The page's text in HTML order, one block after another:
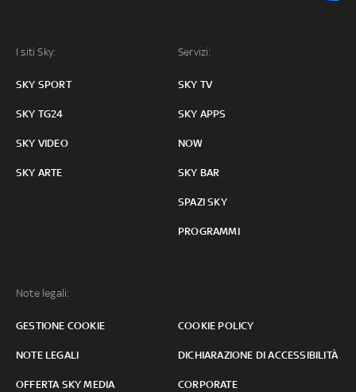
I siti Sky:
SKY SPORT
SKY TG24
SKY VIDEO
SKY ARTE
Servizi:
SKY TV
SKY APPS
NOW
SKY BAR
SPAZI SKY
PROGRAMMI
Note legali:
GESTIONE COOKIE COOKIE POLICY
NOTE LEGALI DICHIARAZIONE DI ACCESSIBILITÀ
OFFERTA SKY MEDIA CORPORATE